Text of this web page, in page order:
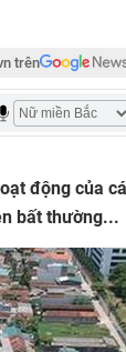
trên
động của
bất thường...